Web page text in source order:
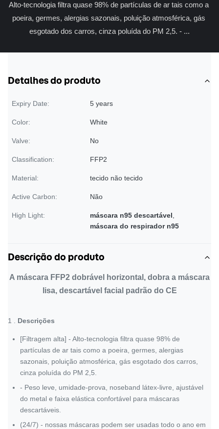
Alto-tecnologia filtra quase 98% de partículas de ar tais como a
poeira, germes, alergias sazonais, poluição atmosférica, gás
esgotado dos carros, cinza poluída do PM 2,5. - ...
Detalhes do produto
Expiry Date: 5 years
Color: White
Valve: No
Classification: FFP2
Material: tecido não tecido
Active Carbon: Não
High Light: máscara n95 descartável
máscara do respirador n95
Descrição do produto
A máscara FFP2 dobrável horizontal, dobra a máscara
lisa, descartável facial padrão do CE
1 . Descrições
[Filtragem alta] - Alto-tecnologia filtra quase 98% de
partículas de ar tais como a poeira, germes, alergias
sazonais, poluição atmosférica, gás esgotado dos carros,
cinza poluída do PM 2,5.
- Peso leve, umidade-prova, noseband látex-livre, ajustável
do metal e faixa elástica confortável para máscaras
descartáveis.
(24/7) - nossas máscaras podem ser usadas todo o ano em